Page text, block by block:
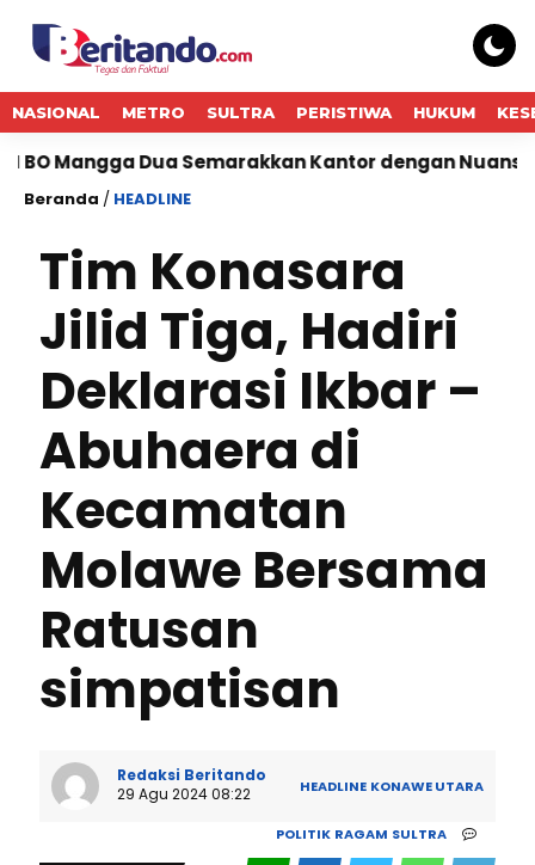
NASIONAL METRO SULTRA PERISTIWA HUKUM
Dua Semarakkan Kantor dengan Nuansa Merah
Beranda / HEADLINE
Tim Konasara
Jilid Tiga, Hadiri
Deklarasi Ikbar –
Abuhaera di
Kecamatan
Molawe Bersama
Ratusan
simpatisan
Redaksi Beritando
29 Agu 2024 08:22
HEADLINE KONAWE UTARA
POLITIK RAGAM SULTRA